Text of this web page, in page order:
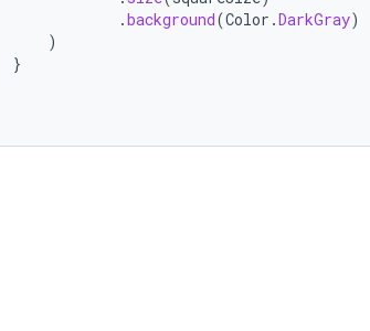
.background(Color .DarkGray)
)
}